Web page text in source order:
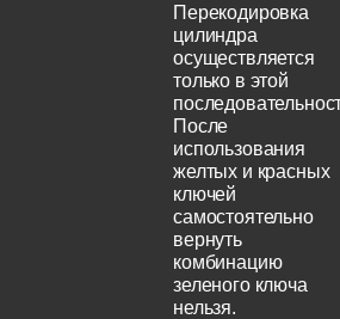
Перекодировка
цилиндра
осуществляется
только в этой
После
использования
желтых и красных
ключей
самостоятельно
вернуть
комбинацию
зеленого ключа
нельзя.